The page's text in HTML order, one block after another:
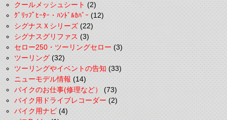
クールメッシュシート(2)
ｸﾞﾘｯﾌﾟﾋｰﾀｰ・ﾊﾝﾄﾞﾙｶﾊﾞｰ(12)
シグナスＸシリーズ(22)
シグナスグリファス(3)
セロー250・ツーリングセロー (3)
ツーリング(32)
ツーリングやイベントの告知(33)
ニューモデル情報(14)
バイクのお仕事(修理など）(73)
バイク用ドライブレコーダー(2)
バイク用ナビ(4)